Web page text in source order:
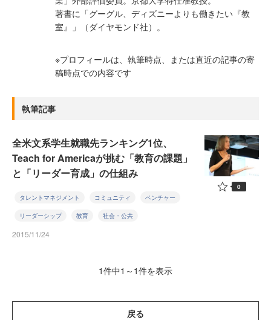
著書に「グーグル、ディズニーよりも働きたい『教
室』」（ダイヤモンド社）。
※プロフィールは、執筆時点、または直近の記事の寄
稿時点での内容です
執筆記事
全米文系学生就職先ランキング1位、
Teach for Americaが挑む「教育の課題」
と「リーダー育成」の仕組み
タレントマネジメント コミュニティ ベンチャー
リーダーシップ 教育 社会・公共
2015/11/24
0
1件中1～1件を表示
戻る